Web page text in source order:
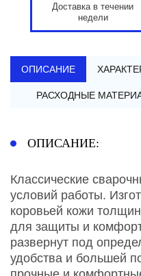
Доставка в течении
недели
ОПИСАНИЕ
РАСХОДНЫЕ
ОПИСАНИЕ:
Классические
условий работы.
коровьей кожи
для защиты и
развернут под
удобства и большей